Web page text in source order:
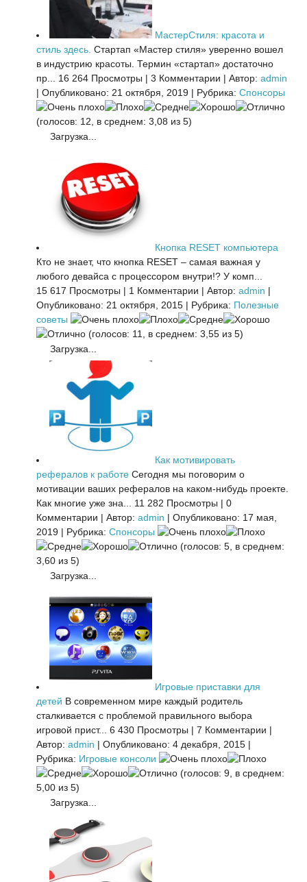
МастерСтиля: красота и
стиль здесь. Стартап «Мастер стиля» уверенно вошел
в индустрию красоты. Термин «стартап» достаточно
пр...
16 264 Просмотры | 3 Комментарии | Автор: admin
| Опубликовано: 21 октября, 2019 | Рубрика: Спонсоры
(голосов: 12, в среднем: 3,08 из 5)
Загрузка...
Кнопка RESET компьютера
Кто не знает, что кнопка RESET – самая важная у
любого девайса с процессором внутри!? У комп...
15 617 Просмотры | 1 Комментарии | Автор: admin |
Опубликовано: 21 октября, 2015 | Рубрика: Полезные
советы
(голосов: 11, в среднем: 3,55 из 5)
Загрузка...
Как мотивировать
рефералов к работе Сегодня мы поговорим о
мотивации ваших рефералов на каком-нибудь проекте.
Как многие уже зна...
11 282 Просмотры | 0
Комментарии | Автор: admin | Опубликовано: 17 мая,
2019 | Рубрика: Спонсоры
(голосов: 5, в среднем:
3,60 из 5)
Загрузка...
Игровые приставки для
детей В современном мире каждый родитель
сталкивается с проблемой правильного выбора
игровой прист...
6 430 Просмотры | 7 Комментарии |
Автор: admin | Опубликовано: 4 декабря, 2015 |
Рубрика: Игровые консоли
(голосов: 9, в среднем:
5,00 из 5)
Загрузка...